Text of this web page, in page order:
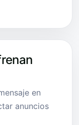
en
anuncios